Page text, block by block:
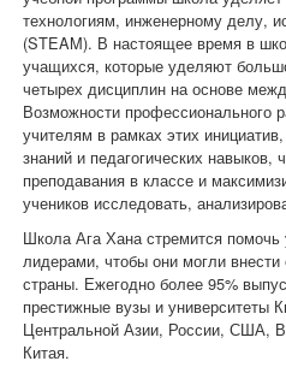
технологиям, инженерному делу,
(STEAM). В настоящее время в
учащихся, которые уделяют
четырех дисциплин на основе
Возможности профессионального
учителям в рамках этих
знаний и педагогических навыков,
преподавания в классе и
учеников исследовать,
Школа Ага Хана стремится
лидерами, чтобы они могли
страны. Ежегодно более 95%
престижные вузы и университеты
Центральной Азии, России, США,
Китая.